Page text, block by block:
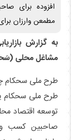
افزوده برای
مطمعن وارزان
به گزارش
مشاغل محلی
طرح ملی
طرح ملی سحکام
توسعه اقتصاد
صاحبین کسب